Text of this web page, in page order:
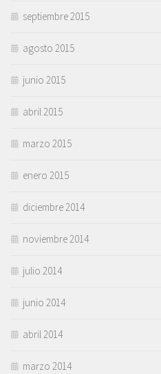
septiembre 2015
agosto 2015
junio 2015
abril 2015
marzo 2015
enero 2015
diciembre 2014
noviembre 2014
julio 2014
junio 2014
abril 2014
marzo 2014